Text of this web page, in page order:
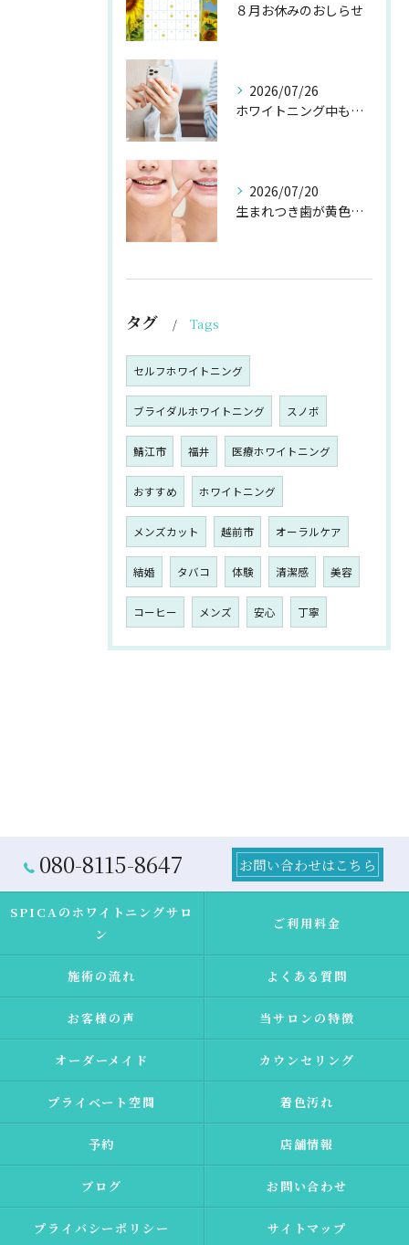
８月お休みのおしらせ
2026/07/26
ホワイトニング中もルイボスティーを楽しみたい！4つの対策
2026/07/20
生まれつき歯が黄色い方必見！エナメル質の厚さとホワイトニングの秘密
タグ Tags
セルフホワイトニング
ブライダルホワイトニング スノボ
鯖江市 福井 医療ホワイトニング
おすすめ ホワイトニング
メンズカット 越前市 オーラルケア
結婚 タバコ 体験 清潔感 美容
コーヒー メンズ 安心 丁寧
080-8115-8647 お問い合わせはこちら
SPICAのホワイトニングサロ
ン
ご利用料金
施術の流れ よくある質問
お客様の声 当サロンの特徴
オーダーメイド カウンセリング
プライベート空間 着色汚れ
予約 店舗情報
ブログ お問い合わせ
プライバシーポリシー サイトマップ